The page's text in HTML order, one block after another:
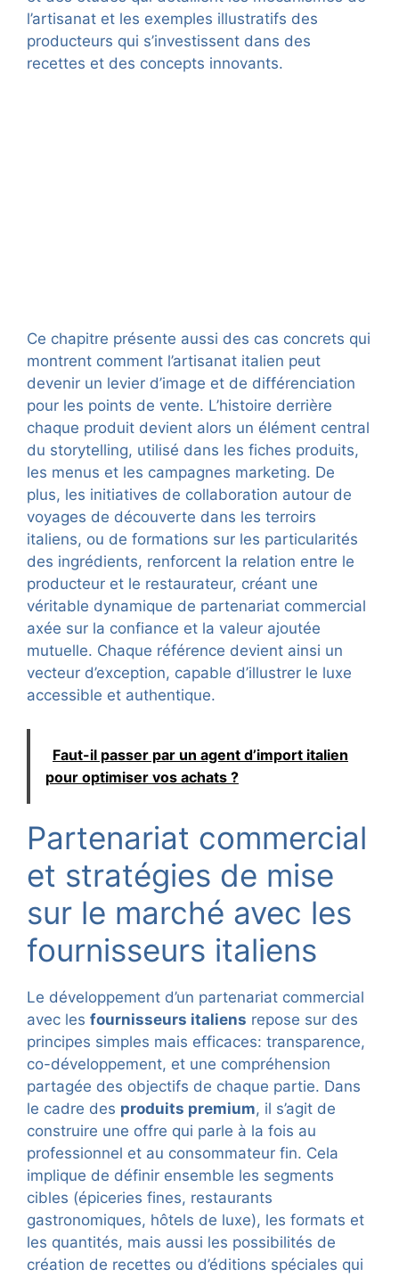
l’artisanat et les exemples illustratifs des
producteurs qui s’investissent dans des
recettes et des concepts innovants.
Ce chapitre présente aussi des cas concrets qui
montrent comment l’artisanat italien peut
devenir un levier d’image et de différenciation
pour les points de vente. L’histoire derrière
chaque produit devient alors un élément central
du storytelling, utilisé dans les fiches produits,
les menus et les campagnes marketing. De
plus, les initiatives de collaboration autour de
voyages de découverte dans les terroirs
italiens, ou de formations sur les particularités
des ingrédients, renforcent la relation entre le
producteur et le restaurateur, créant une
véritable dynamique de partenariat commercial
axée sur la confiance et la valeur ajoutée
mutuelle. Chaque référence devient ainsi un
vecteur d’exception, capable d’illustrer le luxe
accessible et authentique.
Faut-il passer par un agent d’import italien
pour optimiser vos achats ?
Partenariat commercial
et stratégies de mise
sur le marché avec les
fournisseurs italiens
Le développement d’un partenariat commercial
avec les fournisseurs italiens repose sur des
principes simples mais efficaces: transparence,
co-développement, et une compréhension
partagée des objectifs de chaque partie. Dans
le cadre des produits premium, il s’agit de
construire une offre qui parle à la fois au
professionnel et au consommateur fin. Cela
implique de définir ensemble les segments
cibles (épiceries fines, restaurants
gastronomiques, hôtels de luxe), les formats et
les quantités, mais aussi les possibilités de
création de recettes ou d’éditions spéciales qui